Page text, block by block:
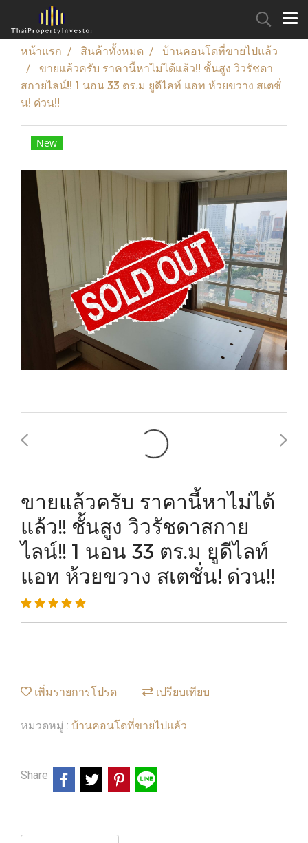
หน้าแรก สินค้าทั้งหมด
บ้านคอนโดที่ขายไปแล้ว
ขายแล้วครับ ราคานี้หาไม่ได้แล้ว!! ชั้นสูง วิวรัชดา
สกายไลน์!! 1 นอน 33 ตร.ม ยูดีไลท์ แอท ห้วยขวาง สเตชั่
น! ด่วน!!
New
ขายแล้วครับ ราคานี้หาไม่ได้
แล้ว!! ชั้นสูง วิวรัชดาสกาย
ไลน์!! 1 นอน 33 ตร.ม ยูดีไลท์
แอท ห้วยขวาง สเตชั่น! ด่วน!!
เพิ่มรายการโปรด เปรียบเทียบ
หมวดหมู่ : บ้านคอนโดที่ขายไปแล้ว
Share